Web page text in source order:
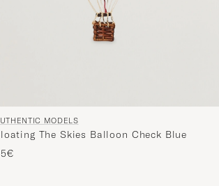
MODELS
The Skies Balloon Check Blue